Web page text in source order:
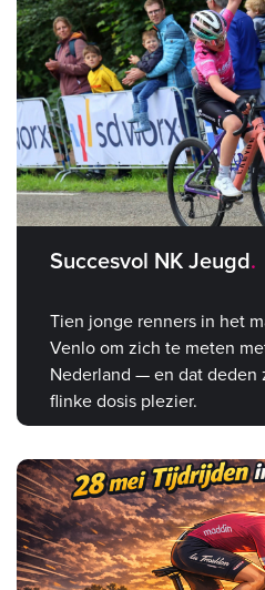
Succesvol NK Jeugd
Tien jonge renners in het
Venlo om zich te meten
Nederland — en dat deden
flinke dosis plezier.